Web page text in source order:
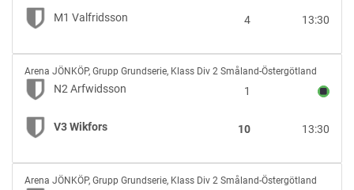
M1
Valfridsson
M1 Valfridsson 13:30
4
N2
Arfwidsson
vs
V3
Wikfors
Arena JÖNKÖP, Grupp Grundserie, Klass Div 2 Småland-Östergötland
N2 Arfwidsson 1
V3 Wikfors 13:30
10
N3
Arena JÖNKÖP, Grupp Grundserie, Klass Div 2 Småland-Östergötland